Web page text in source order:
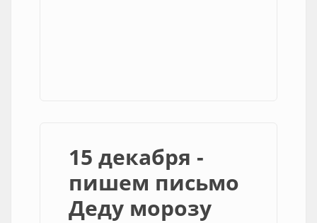
15 декабря -
пишем письмо
Деду морозу